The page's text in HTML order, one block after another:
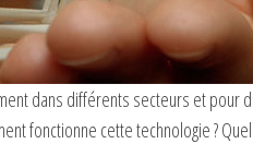
dans différents secteurs et
fonctionne cette technologie ?